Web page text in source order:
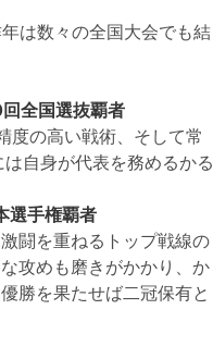
は数々の全国大会でも結
全国選抜覇者
度の高い戦術、そして常
自身が代表を務めるかる
選手権覇者
闘を重ねるトップ戦線の
攻めも磨きがかかり、か
勝を果たせば二冠保有と